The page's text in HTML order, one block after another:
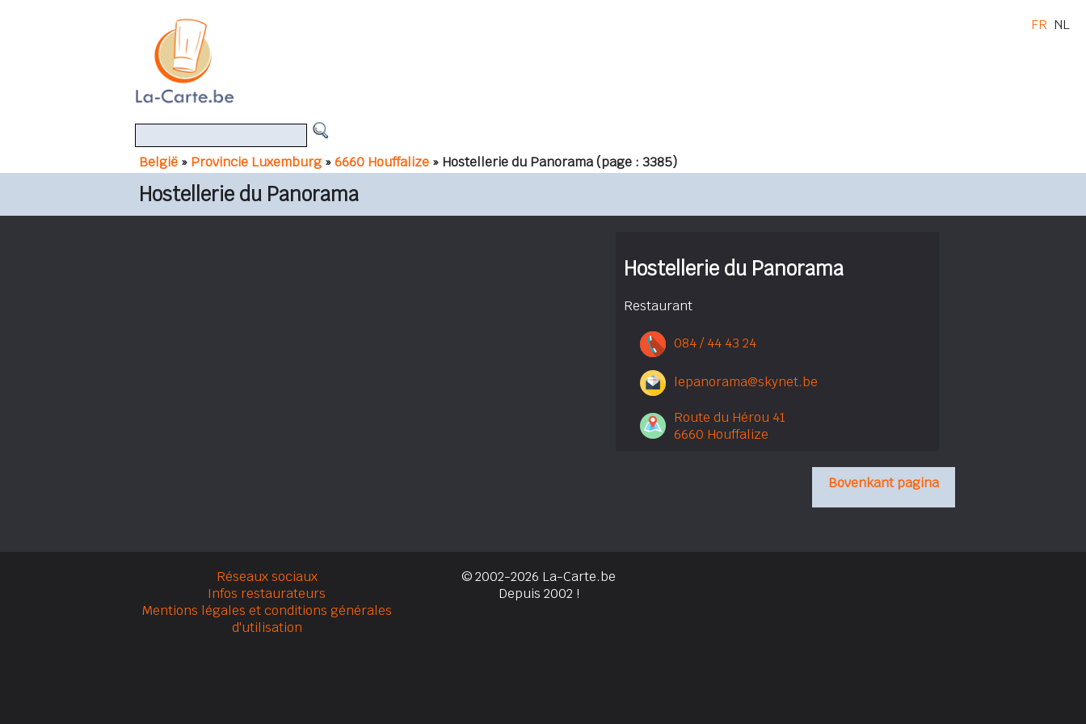
België » Provincie Luxemburg »6660 Houffalize » Hostellerie du Panorama(page : 3385)
FR NL
Hostellerie du Panorama
Hostellerie du Panorama
Restaurant
084 / 44 43 24
lepanorama@skynet.be
Route du Hérou 41
6660 Houffalize
Bovenkant pagina
Réseaux sociaux
Infos restaurateurs
Mentions légales et conditions générales
d'utilisation
© 2002-2026 La-Carte.be
Depuis 2002 !